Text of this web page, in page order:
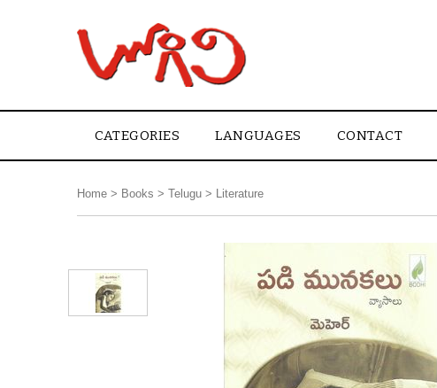
CATEGORIES LANGUAGES CONTACT
Home > Books > Telugu > Literature